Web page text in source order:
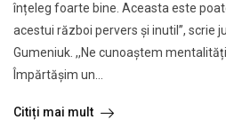
înțeleg foarte bine. Aceasta este
acestui război pervers și inutil’’, scrie
Gumeniuk. ,,Ne cunoaștem
Împărtășim un...
Citiți mai mult